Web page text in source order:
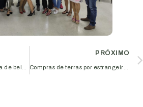
PRÓXIMO